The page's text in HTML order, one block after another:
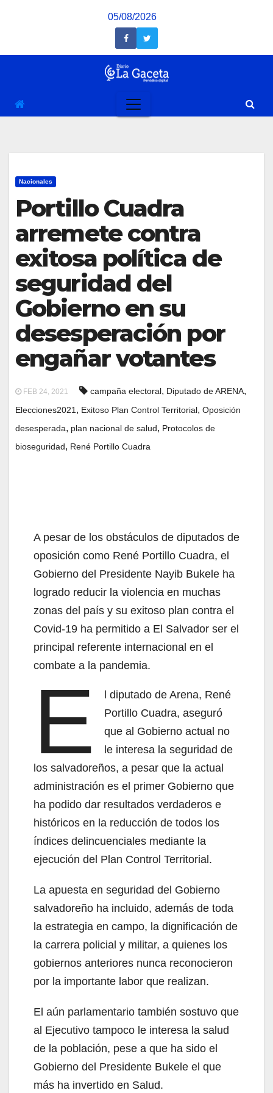
05/08/2026
Nacionales
Portillo Cuadra
arremete contra
exitosa política de
seguridad del
Gobierno en su
desesperación por
engañar votantes
FEB 24, 2021 campaña electoral, Diputado de ARENA,
Elecciones2021 , Exitoso Plan Control Territorial, Oposición
desesperada, plan nacional de salud, Protocolos de
bioseguridad, René Portillo Cuadra
A pesar de los obstáculos de diputados de
oposición como René Portillo Cuadra, el
Gobierno del Presidente Nayib Bukele ha
logrado reducir la violencia en muchas
zonas del país y su exitoso plan contra el
Covid-19 ha permitido a El Salvador ser el
principal referente internacional en el
combate a la pandemia.
E
l diputado de Arena, René
Portillo Cuadra, aseguró
que al Gobierno actual no
le interesa la seguridad de
los salvadoreños, a pesar que la actual
administración es el primer Gobierno que
ha podido dar resultados verdaderos e
históricos en la reducción de todos los
índices delincuenciales mediante la
ejecución del Plan Control Territorial.
La apuesta en seguridad del Gobierno
salvadoreño ha incluido, además de toda
la estrategia en campo, la dignificación de
la carrera policial y militar, a quienes los
gobiernos anteriores nunca reconocieron
por la importante labor que realizan.
El aún parlamentario también sostuvo que
al Ejecutivo tampoco le interesa la salud
de la población, pese a que ha sido el
Gobierno del Presidente Bukele el que
más ha invertido en Salud.